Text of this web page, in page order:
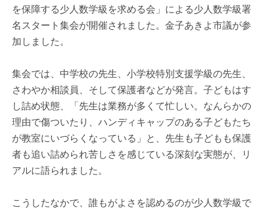
を保障する少人数学級を求める会」による少人数学級署
名スタート集会が開催されました。金子あきよ市議が参
加しました。
集会では、中学校の先生、小学校特別支援学級の先生、
さわやか相談員、そして保護者などが発言。子どもはす
し詰め状態、「先生は業務が多くて忙しい。なんらかの
理由で傷ついたり、ハンディキャップのある子どもたち
が教室にいづらくなっている」と、先生も子どもも保護
者も追い詰められ苦しさを感じている深刻な実態が、リ
アルに語られました。
こうしたなかで、誰もがよさを認めるのが少人数学級で